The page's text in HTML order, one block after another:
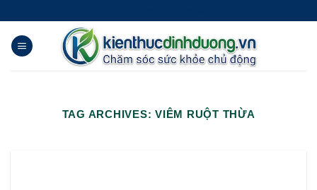
to
content
TAG ARCHIVES: VIÊM RUỘT THỪA